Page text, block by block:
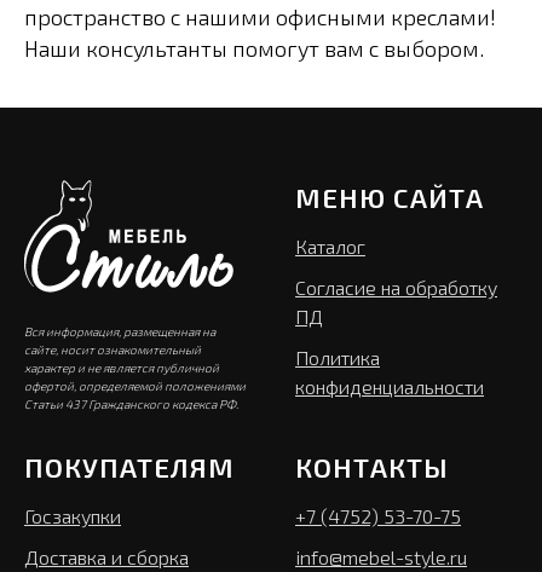
пространство с нашими офисными креслами!
Наши консультанты помогут вам с выбором.
Вся информация, размещенная на
сайте, носит ознакомительный
характер и не является публичной
офертой, определяемой положениями
Статьи 437 Гражданского кодекса РФ.
МЕНЮ САЙТА
Каталог
Согласие на обработку
ПД
Политика
конфиденциальности
ПОКУПАТЕЛЯМ
Госзакупки
Доставка и сборка
КОНТАКТЫ
+7 (4752) 53-70-75
info@mebel-style.ru